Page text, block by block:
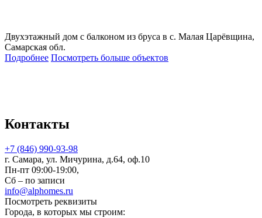
Двухэтажный дом с балконом из бруса в с. Малая Царёвщина,
Самарская обл.
Подробнее Посмотреть больше объектов
Контакты
+7 (846) 990-93-98
г. Самара, ул. Мичурина, д.64, оф.10
Пн-пт 09:00-19:00,
Сб – по записи
info@alphomes.ru
Посмотреть реквизиты
Города, в которых мы строим: